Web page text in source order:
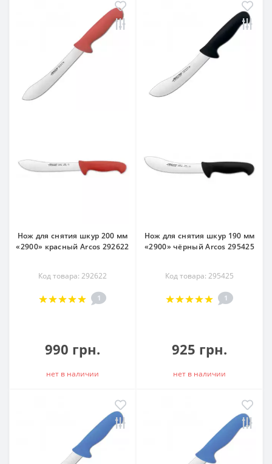
Нож для снятия шкур 200 мм
«2900» красный Arcos 292622
Код товара: 292622
1
990 грн.
нет в наличии
Нож для снятия шкур 190 мм
«2900» чёрный Arcos 295425
Код товара: 295425
1
925 грн.
нет в наличии